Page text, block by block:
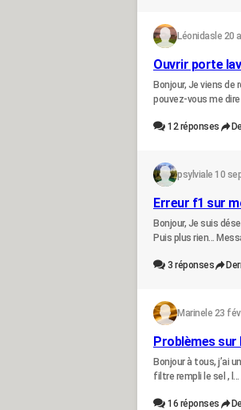
Léonidas le 20
Ouvrir porte
Bonjour, Je viens
pouvez-vous me
12réponses
psylviale 10
Erreur f1 sur
Bonjour, Je suis
Puis plus rien...
3 réponses
Marine le 23
Problèmes sur
Bonjour à tous, j’ai
filtre rempli le sel , l...
16 réponses